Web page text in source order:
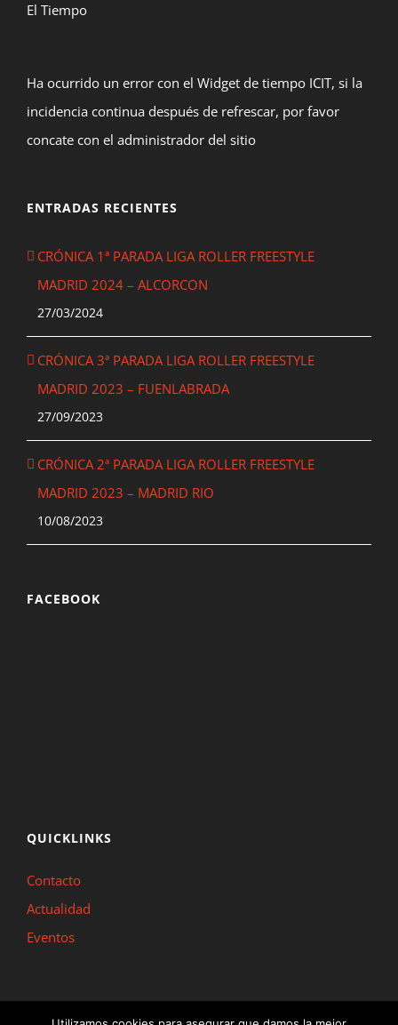
El Tiempo
Ha ocurrido un error con el Widget de tiempo ICIT, si la
incidencia continua después de refrescar, por favor
concate con el administrador del sitio
ENTRADAS RECIENTES
CRÓNICA 1ª PARADA LIGA ROLLER FREESTYLE
MADRID 2024 – ALCORCON
27/03/2024
CRÓNICA 3ª PARADA LIGA ROLLER FREESTYLE
MADRID 2023 – FUENLABRADA
27/09/2023
CRÓNICA 2ª PARADA LIGA ROLLER FREESTYLE
MADRID 2023 – MADRID RIO
10/08/2023
FACEBOOK
QUICKLINKS
Contacto
Actualidad
Eventos